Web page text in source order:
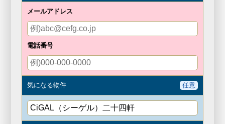
メールアドレス
電話番号
気になる物件 任意